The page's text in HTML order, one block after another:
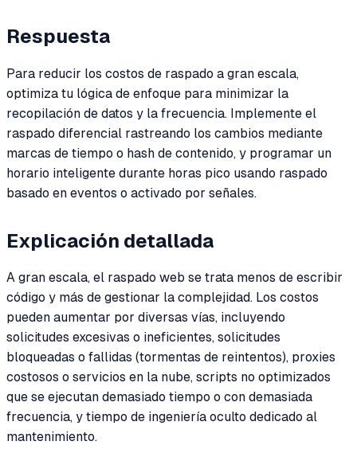
Respuesta
Para reducir los costos de raspado a gran escala,
optimiza tu lógica de enfoque para minimizar la
recopilación de datos y la frecuencia. Implemente el
raspado diferencial rastreando los cambios mediante
marcas de tiempo o hash de contenido, y programar un
horario inteligente durante horas pico usando raspado
basado en eventos o activado por señales.
Explicación detallada
A gran escala, el raspado web se trata menos de escribir
código y más de gestionar la complejidad. Los costos
pueden aumentar por diversas vías, incluyendo
solicitudes excesivas o ineficientes, solicitudes
bloqueadas o fallidas (tormentas de reintentos), proxies
costosos o servicios en la nube, scripts no optimizados
que se ejecutan demasiado tiempo o con demasiada
frecuencia, y tiempo de ingeniería oculto dedicado al
mantenimiento.